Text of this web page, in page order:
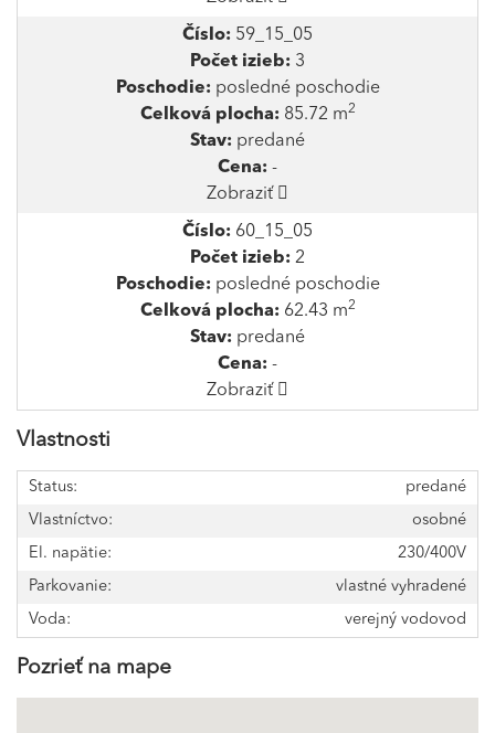
Číslo: 59_15_05
Počet izieb: 3
Poschodie:posledné poschodie
Celková plocha: 85.72 m2
Stav: predané
Cena: -
Zobraziť
Číslo: 60_15_05
Počet izieb: 2
Poschodie:posledné poschodie
Celková plocha: 62.43 m2
Stav: predané
Cena: -
Zobraziť
Vlastnosti
Status:
predané
Vlastníctvo:
osobné
El. napätie:
230/400V
Parkovanie:
vlastné vyhradené
Voda:
verejný vodovod
Pozrieť na mape